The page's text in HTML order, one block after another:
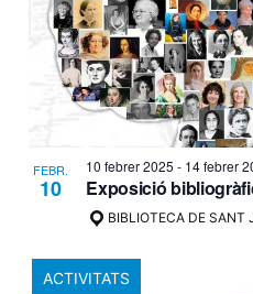
FEBR.
10
10 febrer 2025 - 14 febrer
Exposició
BIBLIOTECA DE SANT
ACTIVITATS